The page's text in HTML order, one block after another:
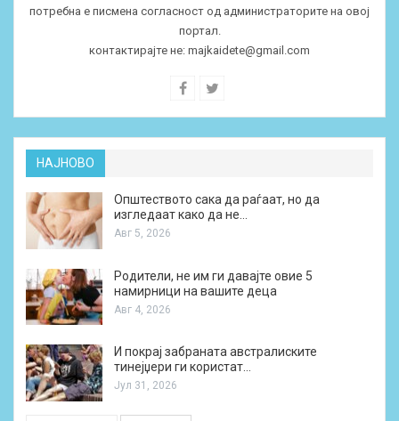
потребна е писмена согласност од администраторите на овој
портал.
контактирајте не: majkaidete@gmail.com
НАЈНОВО
Општеството сака да раѓаат, но да
изгледаат како да не…
Авг 5, 2026
Родители, не им ги давајте овие 5
намирници на вашите деца
Авг 4, 2026
И покрај забраната австралиските
тинејџери ги користат…
Јул 31, 2026